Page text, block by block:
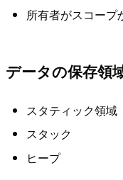
所有者がスコープ
データの保存領
スタティック領域
スタック
ヒープ